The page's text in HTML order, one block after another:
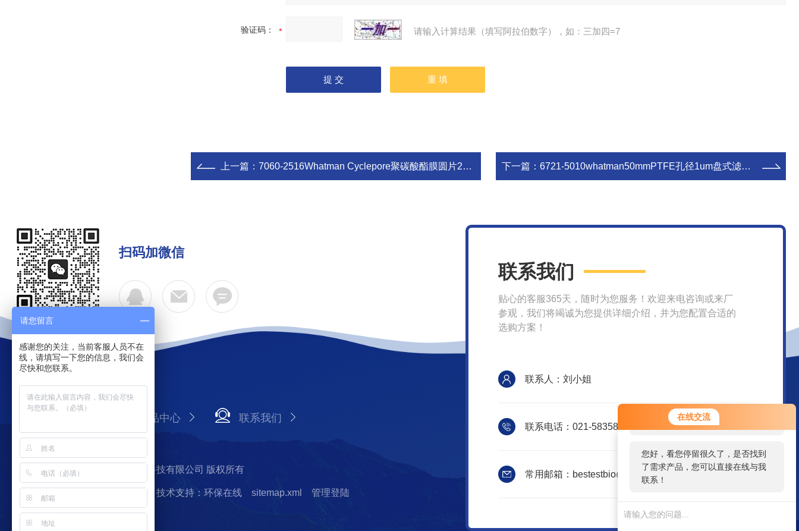
在线交流
您好！欢迎前来咨询，很高兴为您
服务，请问您要咨询什么问题呢？
您好，看您停留很久了，是否找到
了需求产品，您可以直接在线与我
联系！
验证码： 请输入计算结果（填写阿拉伯数字），如：三加四=7
上一篇： 7060-2516Whatman Cyclepore聚碳酸酯膜圆片25mm 12um 实验室耗材 下一篇： 6721-5010whatman50mmPTFE孔径1um盘式滤器6721-5010 实验室耗材
扫码加微信
产品中心 联系我们
Copyright © 2026 上海必泰生物科技有限公司 版权所有
备案号：沪ICP备14020995号-1 技术支持：环保在线 sitemap.xml 管理登陆
联系我们
贴心的客服365天，随时为您服务！欢迎来电咨询或来厂
参观，我们将竭诚为您提供详细介绍，并为您配置合适的
选购方案！
联系人：刘小姐
联系电话：021-58358157
常用邮箱：bestestbio@126.com
请您留言
感谢您的关注，当前客服人员不在
线，请填写一下您的信息，我们会
尽快和您联系。